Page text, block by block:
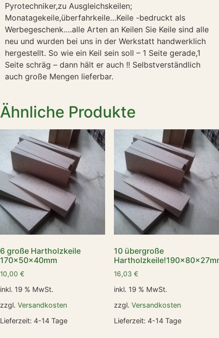
Pyrotechniker,zu Ausgleichskeilen;
Monatagekeile,überfahrkeile…Keile -bedruckt als
Werbegeschenk….alle Arten an Keilen Sie Keile sind alle
neu und wurden bei uns in der Werkstatt handwerklich
hergestellt. So wie ein Keil sein soll – 1 Seite gerade,1
Seite schräg – dann hält er auch !! Selbstverständlich
auch große Mengen lieferbar.
Ähnliche Produkte
6 große Hartholzkeile
170x50x40mm
10,00 €
inkl. 19 % MwSt.
zzgl. Versandkosten
Lieferzeit: 4-14 Tage
10 übergroße
16,03 €
inkl. 19 % MwSt.
zzgl. Versandkosten
Lieferzeit: 4-14 Tage